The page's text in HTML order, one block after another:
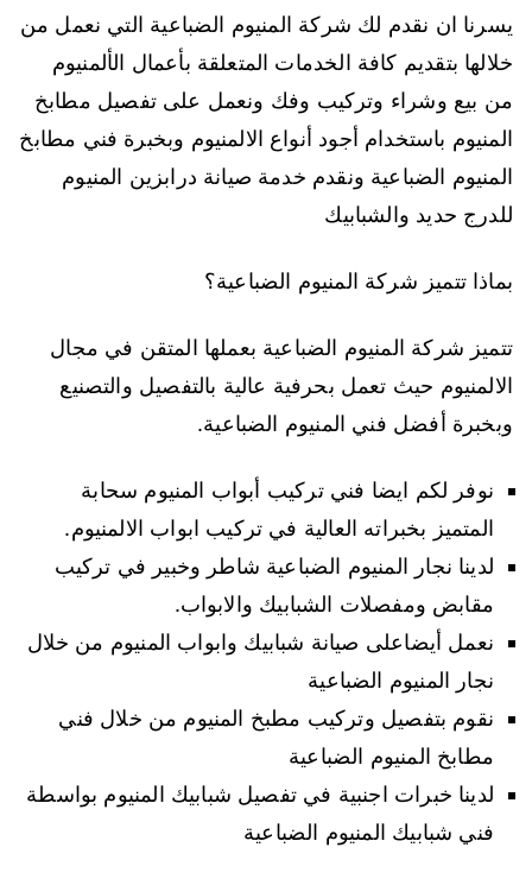
يسرنا ان نقدم لك شركة المنيوم الضباعية التي نعمل من
خلالها بتقديم كافة الخدمات المتعلقة بأعمال الألمنيوم
من بيع وشراء وتركيب وفك ونعمل على تفصيل مطابخ
المنيوم باستخدام أجود أنواع الالمنيوم وبخبرة فني مطابخ
المنيوم الضباعية ونقدم خدمة صيانة درابزين المنيوم
للدرج حديد والشبابيك
بماذا تتميز شركة المنيوم الضباعية؟
تتميز شركة المنيوم الضباعية بعملها المتقن في مجال
الالمنيوم حيث تعمل بحرفية عالية بالتفصيل والتصنيع
وبخبرة أفضل فني المنيوم الضباعية.
نوفر لكم ايضا فني تركيب أبواب المنيوم سحابة
المتميز بخبراته العالية في تركيب ابواب الالمنيوم.
لدينا نجار المنيوم الضباعية شاطر وخبير في تركيب
مقابض ومفصلات الشبابيك والابواب.
نعمل أيضاعلى صيانة شبابيك وابواب المنيوم من خلال
نجار المنيوم الضباعية
نقوم بتفصيل وتركيب مطبخ المنيوم من خلال فني
مطابخ المنيوم الضباعية
لدينا خبرات اجنبية في تفصيل شبابيك المنيوم بواسطة
فني شبابيك المنيوم الضباعية